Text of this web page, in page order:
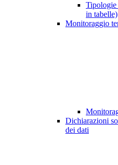
Tipologie
in tabelle)
Monitoraggio
Dichiarazioni
dei dati